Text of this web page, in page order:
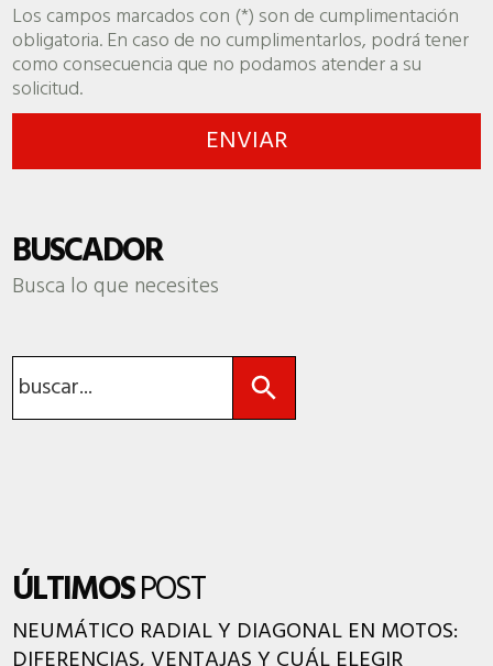
Los campos marcados con (*) son de cumplimentación
obligatoria. En caso de no cumplimentarlos, podrá tener
como consecuencia que no podamos atender a su
solicitud.
BUSCADOR
Busca lo que necesites
ÚLTIMOSPOST
NEUMÁTICO RADIAL Y DIAGONAL EN MOTOS: